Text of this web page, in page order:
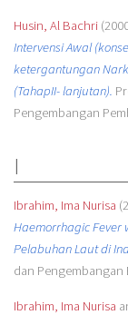
Husin, Al Bachri
Intervensi Awal
ketergantungan
(TahapII- lanjutan).
Pengembangan
I
Ibrahim, Ima Nurisa
Haemorrhagic Fever
Pelabuhan Laut di
dan Pengembangan
Ibrahim, Ima Nurisa